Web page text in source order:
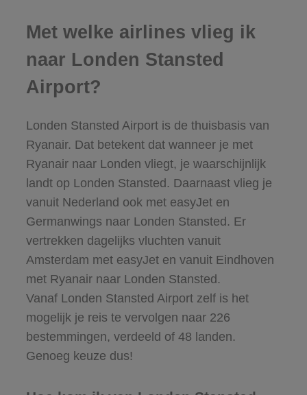
Met welke airlines vlieg ik
naar Londen Stansted
Airport?
Londen Stansted Airport is de thuisbasis van
Ryanair. Dat betekent dat wanneer je met
Ryanair naar Londen vliegt, je waarschijnlijk
landt op Londen Stansted. Daarnaast vlieg je
vanuit Nederland ook met easyJet en
Germanwings naar Londen Stansted. Er
vertrekken dagelijks vluchten vanuit
Amsterdam met easyJet en vanuit Eindhoven
met Ryanair naar Londen Stansted.
Vanaf Londen Stansted Airport zelf is het
mogelijk je reis te vervolgen naar 226
bestemmingen, verdeeld of 48 landen.
Genoeg keuze dus!